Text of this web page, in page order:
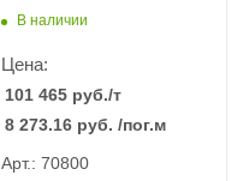
В наличии
Цена:
101 465 руб./т
8 273.16 руб. /пог.м
Арт.: 70800